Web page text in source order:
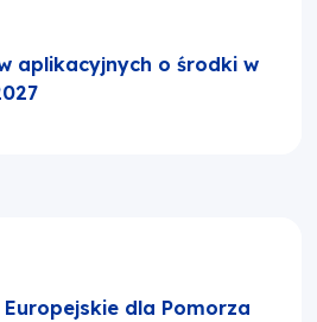
aplikacyjnych o środki w
dla Pomorza